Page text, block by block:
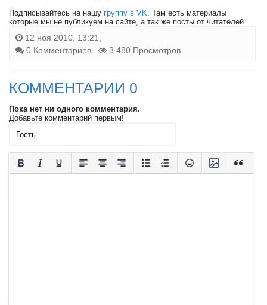
Подписывайтесь на нашу группу в VK. Там есть материалы
которые мы не публикуем на сайте, а так же посты от читателей.
12 ноя 2010, 13:21,
0 Комментариев
3 480 Просмотров
КОММЕНТАРИИ 0
Пока нет ни одного комментария.
Добавьте комментарий первым!